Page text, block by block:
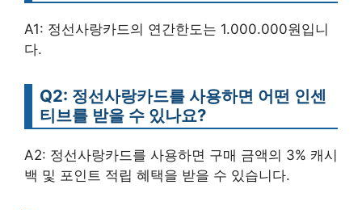
A1: 정선사랑카드의 연간한도는 1.000.000원입니
다.
Q2: 정선사랑카드를 사용하면 어떤 인센
티브를 받을 수 있나요?
A2: 정선사랑카드를 사용하면 구매 금액의 3% 캐시
백 및 포인트 적립 혜택을 받을 수 있습니다.